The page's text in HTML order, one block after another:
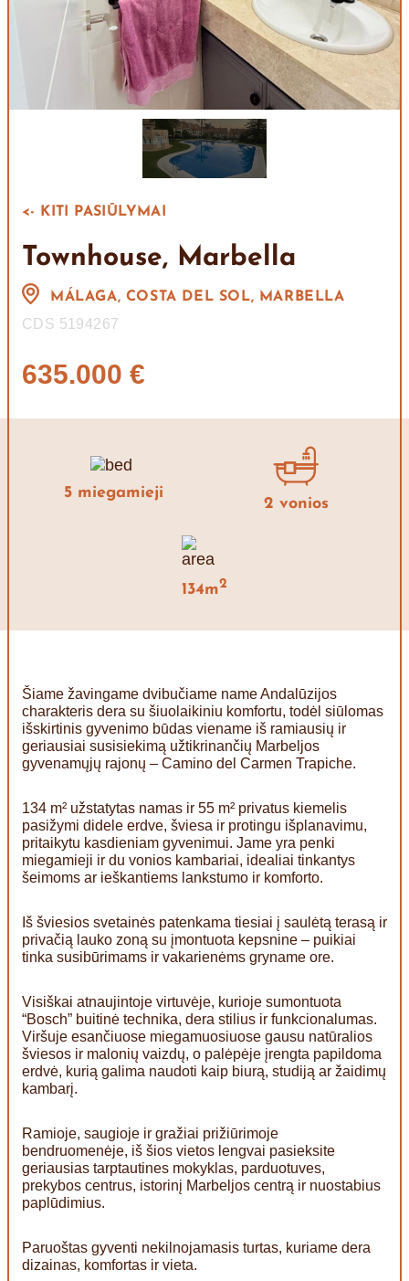
<- KITI PASIŪLYMAI
Townhouse, Marbella
MÁLAGA, COSTA DEL SOL, MARBELLA
CDS 5194267
635.000 €
5 miegamieji
2 vonios
134m2
Šiame žavingame dvibučiame name Andalūzijos
charakteris dera su šiuolaikiniu komfortu, todėl siūlomas
išskirtinis gyvenimo būdas viename iš ramiausių ir
geriausiai susisiekimą užtikrinančių Marbeljos
gyvenamųjų rajonų – Camino del Carmen Trapiche.
134 m² užstatytas namas ir 55 m² privatus kiemelis
pasižymi didele erdve, šviesa ir protingu išplanavimu,
pritaikytu kasdieniam gyvenimui. Jame yra penki
miegamieji ir du vonios kambariai, idealiai tinkantys
šeimoms ar ieškantiems lankstumo ir komforto.
Iš šviesios svetainės patenkama tiesiai į saulėtą terasą ir
privačią lauko zoną su įmontuota kepsnine – puikiai
tinka susibūrimams ir vakarienėms gryname ore.
Visiškai atnaujintoje virtuvėje, kurioje sumontuota
“Bosch” buitinė technika, dera stilius ir funkcionalumas.
Viršuje esančiuose miegamuosiuose gausu natūralios
šviesos ir malonių vaizdų, o palėpėje įrengta papildoma
erdvė, kurią galima naudoti kaip biurą, studiją ar žaidimų
kambarį.
Ramioje, saugioje ir gražiai prižiūrimoje
bendruomenėje, iš šios vietos lengvai pasieksite
geriausias tarptautines mokyklas, parduotuves,
prekybos centrus, istorinį Marbeljos centrą ir nuostabius
paplūdimius.
Paruoštas gyventi nekilnojamasis turtas, kuriame dera
dizainas, komfortas ir vieta.